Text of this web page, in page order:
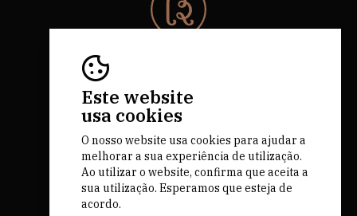
Este website
usa cookies
O nosso website usa cookies para ajudar a
melhorar a sua experiência de utilização.
Ao utilizar o website, confirma que aceita a
sua utilização. Esperamos que esteja de
acordo.
RNAAT 684/2019.
by M&ADigital
Financiado por